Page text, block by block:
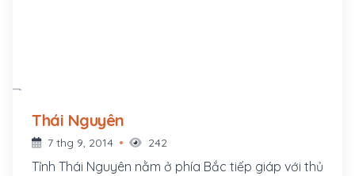
Thái Nguyên
7 thg 9, 2014 242
Tỉnh Thái Nguyên nằm ở phía Bắc tiếp giáp với thủ